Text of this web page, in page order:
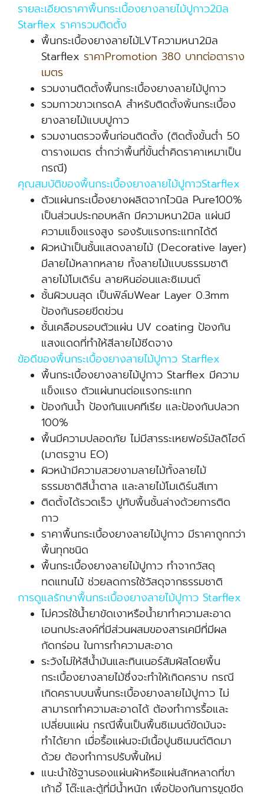
รายละเอียดราคาพื้นกระเบื้องยางลายไม้ปูกาว2มิล
Starflex ราคารวมติดตั้ง
พื้นกระเบื้องยางลายไม้LVTความหนา2มิล
Starflex ราคาPromotion 380 บาทต่อตาราง
เมตร
รวมงานติดตั้งพื้นกระเบื้องยางลายไม้ปูกาว
รวมกาวขาวเกรดA สำหรับติดตั้งพิ้นกระเบื้อง
ยางลายไม้แบบปูกาว
รวมงานตรวจพื้นก่อนติดตั้ง (ติดตั้งขั้นต่ำ 50
ตารางเมตร ต่ำกว่าพื้นที่ขั้นต่ำคิดราคาเหมาเป็น
กรณี)
คุณสมบัติของพื้นกระเบื้องยางลายไม้ปูกาวStarflex
ตัวแผ่นกระเบื้องยางผลิตจากไวนิล Pure100%
เป็นส่วนประกอบหลัก มีความหนา2มิล แผ่นมี
ความแข็งแรงสูง รองรับแรงกระแทกได้ดี
ผิวหน้าเป็นชั้นแสดงลายไม้ (Decorative layer)
มีลายไม้หลากหลาย ทั้งลายไม้แบบธรรมชาติ
ลายไม้โมเดิร์น ลายหินอ่อนและซิเมนต์
ชั้นผิวบนสุด เป็นฟิล์มWear Layer 0.3mm
ป้องกันรอยขีดข่วน
ชั้นเคลือบรอบตัวแผ่น UV coating ป้องกัน
แสงแดดที่ทำให้สีลายไม้ซีดจาง
ข้อดีของพื้นกระเบื้องยางลายไม้ปูกาว Starflex
พื้นกระเบื้องยางลายไม้ปูกาว Starflex มีความ
แข็งแรง ตัวแผ่นทนต่อแรงกระแทก
ป้องกันน้ำ ป้องกันแบคทีเรีย และป้องกันปลวก
100%
พื้นมีความปลอดภัย ไม่มีสารระเหยฟอร์มัลดิไฮด์
(มาตรฐาน EO)
ผิวหน้ามีความสวยงามลายไม้ทั้งลายไม้
ธรรมชาติสีน้ำตาล และลายไม้โมเดิร์นสีเทา
ติดตั้งได้รวดเร็ว ปูทับพื้นชั้นล่างด้วยการติด
กาว
ราคาพื้นกระเบื้องยางลายไม้ปูกาว มีราคาถูกกว่า
พื้นทุกชนิด
พื้นกระเบื้องยางลายไม้ปูกาว ทำจากวัสดุ
ทดแทนไม้ ช่วยลดการใช้วัสดุจากธรรมชาติ
การดูแลรักษาพื้นกระเบื้องยางลายไม้ปูกาว Starflex
ไม่ควรใช้น้ำยาขัดเงาหรือน้ำยาทำความสะอาด
เอนกประสงค์ที่มีส่วนผสมของสารเคมีที่มีผล
กัดกร่อน ในการทำความสะอาด
ระวังไม่ให้สีน้ำมันและทินเนอร์สัมผัสโดยพื้น
กระเบื้องยางลายไม้ซึ่งจะทำให้เกิดคราบ กรณี
เกิดคราบบนพื้นกระเบื้องยางลายไม้ปูกาว ไม่
สามารถทำความสะอาดได้ ต้องทำการรื้อและ
เปลี่ยนแผ่น กรณีพื้นเป็นพื้นซิเมนต์ขัดมันจะ
ทำได้ยาก เมื่่อรื้อแผ่นจะมีเนื้อปูนซิเมนต์ติดมา
ด้วย ต้องทำการปรับพื้นใหม่
แนะนำใช้ฐานรองแผ่นผ้าหรือแผ่นสักหลาดที่ขา
เก้าอี้ โต๊ะและตู้ที่มีน้ำหนัก เพื่อป้องกันการขูดขีด